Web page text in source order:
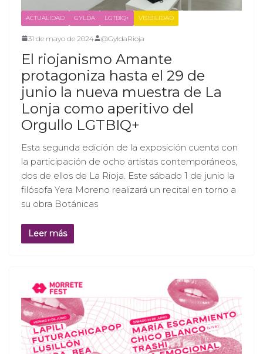
ACTUALIDAD GYLDA LGTBIQ+ VISIBILIDAD
31 de mayo de 2024 @GyldaRioja
El riojanismo Amante
protagoniza hasta el 29 de
junio la nueva muestra de La
Lonja como aperitivo del
Orgullo LGTBIQ+
Esta segunda edición de la exposición cuenta con
la participación de ocho artistas contemporáneos,
dos de ellos de La Rioja. Este sábado 1 de junio la
filósofa Yera Moreno realizará un recital en torno a
su obra Botánicas
Leer más